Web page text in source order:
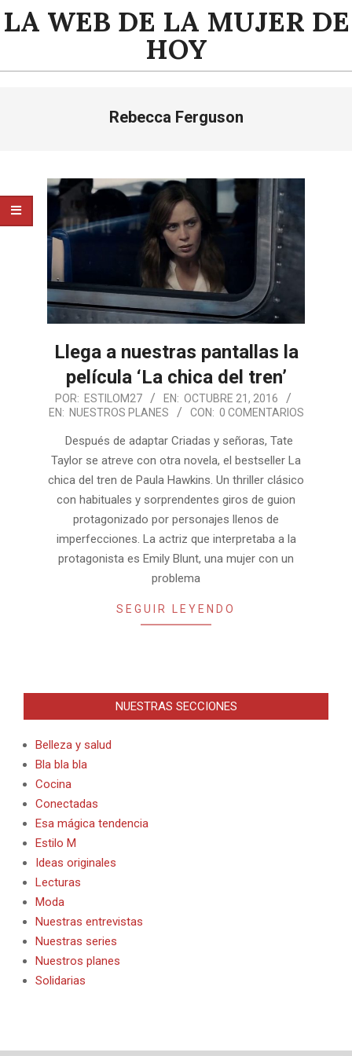
Saltar
alLA WEB DE LA MUJER DE
HOY
Rebecca Ferguson
Llega a nuestras pantallas la
película ‘La chica del tren’
2016-
10-
POR: ESTILOM27 EN: OCTUBRE 21, 2016
EN: NUESTROS PLANES CON: 0 COMENTARIOS
Después de adaptar Criadas y señoras, Tate
Taylor se atreve con otra novela, el bestseller La
chica del tren de Paula Hawkins. Un thriller clásico
con habituales y sorprendentes giros de guion
protagonizado por personajes llenos de
imperfecciones. La actriz que interpretaba a la
protagonista es Emily Blunt, una mujer con un
problema
SEGUIR LEYENDO
NUESTRAS SECCIONES
Belleza y salud
Bla bla bla
Cocina
Conectadas
Esa mágica tendencia
Estilo M
Ideas originales
Lecturas
Moda
Nuestras entrevistas
Nuestras series
Nuestros planes
Solidarias